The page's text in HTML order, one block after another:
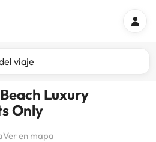
viaje
Luxury
Only
Ver en mapa